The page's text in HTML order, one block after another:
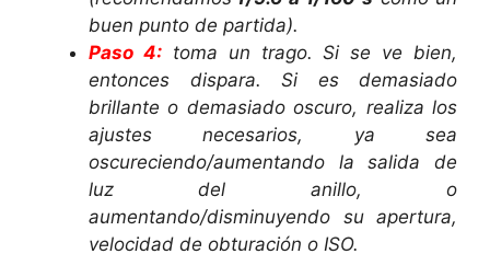
buen punto de partida).
Paso 4:toma un trago. Si se ve bien,
entonces dispara. Si es demasiado
brillante o demasiado oscuro, realiza los
ajustes necesarios, ya sea
oscureciendo/aumentando la salida de
luz del anillo, o
aumentando/disminuyendo su apertura,
velocidad de obturación o ISO.